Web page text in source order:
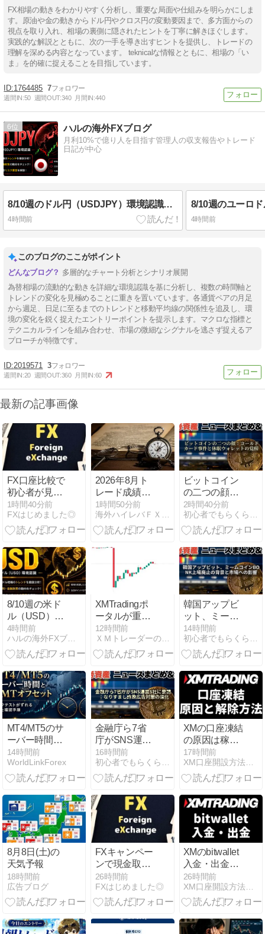
FX相場の動きをわかりやすく分析し、重要な局面や仕組みを明らかにしま
す。原油や金の動きからドル円やクロス円の変動要因まで、多方面からの
視点を取り入れ、相場の裏側に隠されたヒントを丁寧に解きほぐします。
実践的な解説とともに、次の一手を導き出すヒントを提供し、トレードの
理解を深める内容となっています。 teknicalな情報とともに、相場の「い
ま」を的確に捉えることを目指しています。
1764485 7
週間IN:50 週間OUT:340 月間IN:440
6 ハルの海外FXブログ
月利10%で億り人を目指す管理人の収支報告やトレード
日記が中心
8/10週のドル円（USDJPY）環境認識とエントリーポイント
4時間前 4時間前
このブログのここがポイント
多層的なチャート分析とシナリオ展開
為替相場の流動的な動きを詳細な環境認識を基に分析し、複数の時間軸と
トレンドの変化を見極めることに重きを置いています。各通貨ペアの月足
から週足、日足に至るまでのトレンドと移動平均線の関係性を追及し、環
境の変化を鋭く捉えたエントリーポイントを提示します。マクロな指標と
テクニカルラインを組み合わせ、市場の微細なシグナルを逃さず捉えるア
プローチが特徴です。
2019571 3
週間IN:20 週間OUT:360 月間IN:60
最新の記事画像
FX口座比較で
初心者が見落
としやすい現
金取引の選び
方
1時間40分前
FXはじめました◎
2026年8月ト
レード成績記
録簿
1時間50分前
海外ハイレバＦＸ ゴリラ
ビットコイン
の二つの顔：
コールドカー
ド事件と休眠
ウォレットの
2時間40分前
初心者でもらくらくFX生活 | 初心者でもFXで稼ぐ
8/10週の米ド
ル（USD）環
境認識・金利
織り込み状況
4時間前
ハルの海外FXブログ
XMTradingポ
ータルが重い
かも
12時間前
ＸＭトレーダーの海外ＦＸブログ
韓国アップビ
ット、ミーム
コインBONK
上場廃止の背
景と市場への
14時間前
初心者でもらくらくFX生活 | 初心者でもFXで稼ぐ
MT4/MT5のサ
ーバー時間と
GMTオフセッ
ト｜バックテ
ストがずれる
順
14時間前
WorldLinkForex
金融庁ら7省
庁がSNS運営
5社に要請：
なりすまし詐
欺広告対策の
16時間前
初心者でもらくらくFX生活 | 初心者でもFXで稼ぐ
XMの口座凍結
の原因は稼ぎ
すぎ？休眠と
の違い・維持
手数料・解除
イド【2026年
最新】
17時間前
XM口座開設方法・キャッシュバック・ボーナスキャンペーン
8月8日(土)の
天気予報
18時間前
広告ブログ
FXキャンペー
ンで現金取引
を始める前に
確認すべき基
本
26時間前
FXはじめました◎
XMのbitwallet
入金・出金
【2026年最
新】アカウン
ト作成から使
まで
26時間前
XM口座開設方法・キャッシュバック・ボーナスキャンペーン